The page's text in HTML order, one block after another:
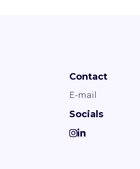
Contact
E-mail
Socials